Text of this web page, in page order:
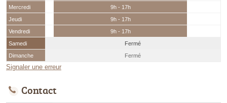
Mercredi
9h - 17h
Jeudi
9h - 17h
Vendredi
9h - 17h
Samedi
Fermé
Dimanche
Fermé
Signaler une erreur
Contact